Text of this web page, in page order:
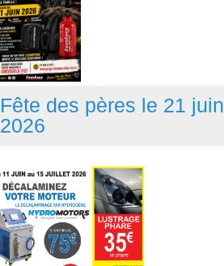
Fête des pères le 21 juin
2026